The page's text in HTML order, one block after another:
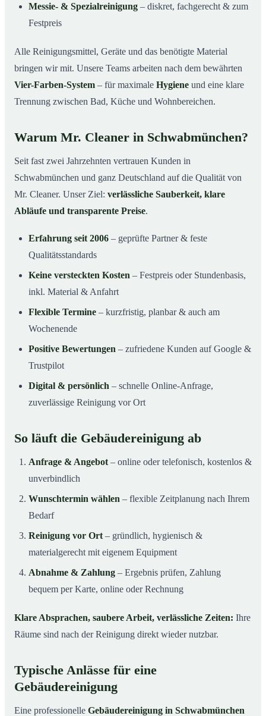
Messie- & Spezialreinigung – diskret, fachgerecht & zum
Festpreis
Alle Reinigungsmittel, Geräte und das benötigte Material
bringen wir mit. Unsere Teams arbeiten nach dem bewährten
Vier-Farben-System – für maximale Hygiene und eine klare
Trennung zwischen Bad, Küche und Wohnbereichen.
Warum Mr. Cleaner in Schwabmünchen?
Seit fast zwei Jahrzehnten vertrauen Kunden in
Schwabmünchen und ganz Deutschland auf die Qualität von
Mr. Cleaner. Unser Ziel: verlässliche Sauberkeit, klare
Abläufe und transparente Preise.
Erfahrung seit 2006 – geprüfte Partner & feste
Qualitätsstandards
Keine versteckten Kosten – Festpreis oder Stundenbasis,
inkl. Material & Anfahrt
Flexible Termine – kurzfristig, planbar & auch am
Wochenende
Positive Bewertungen – zufriedene Kunden auf Google &
Trustpilot
Digital & persönlich – schnelle Online-Anfrage,
zuverlässige Reinigung vor Ort
So läuft die Gebäudereinigung ab
Anfrage & Angebot – online oder telefonisch, kostenlos &
unverbindlich
Wunschtermin wählen – flexible Zeitplanung nach Ihrem
Bedarf
Reinigung vor Ort – gründlich, hygienisch &
materialgerecht mit eigenem Equipment
Abnahme & Zahlung – Ergebnis prüfen, Zahlung
bequem per Karte, online oder Rechnung
Klare Absprachen, saubere Arbeit, verlässliche Zeiten: Ihre
Räume sind nach der Reinigung direkt wieder nutzbar.
Typische Anlässe für eine
Gebäudereinigung
Eine professionelle Gebäudereinigung in Schwabmünchen